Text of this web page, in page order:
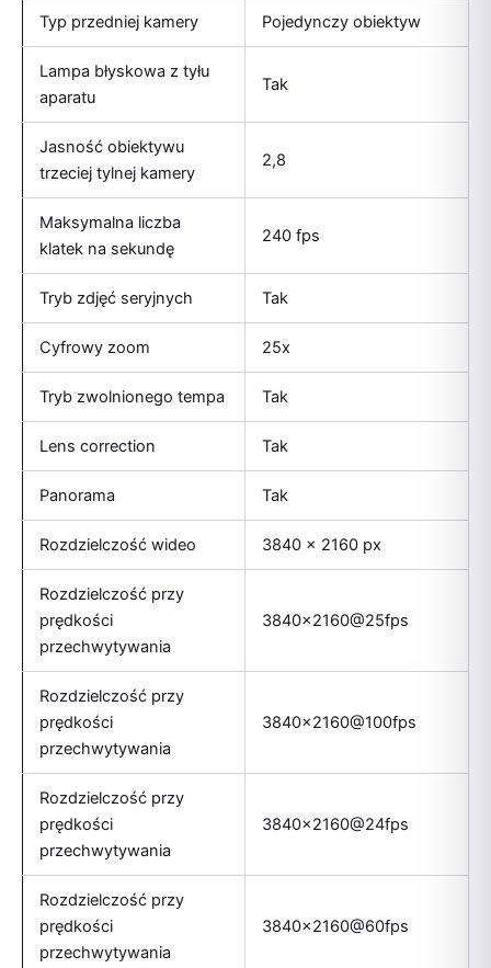
Typ przedniej kamery Pojedynczy obiektyw
Lampa błyskowa z tyłu
aparatu
Tak
Jasność obiektywu
trzeciej tylnej kamery
2,8
Maksymalna liczba
klatek na sekundę
240 fps
Tryb zdjęć seryjnych Tak
Cyfrowy zoom 25x
Tryb zwolnionego tempa Tak
Lens correction Tak
Panorama Tak
Rozdzielczość wideo 3840 x 2160 px
Rozdzielczość przy
prędkości
przechwytywania
3840×2160@25fps
Rozdzielczość przy
prędkości
przechwytywania
3840×2160@100fps
Rozdzielczość przy
prędkości
przechwytywania
3840×2160@24fps
Rozdzielczość przy
prędkości
przechwytywania
3840×2160@60fps